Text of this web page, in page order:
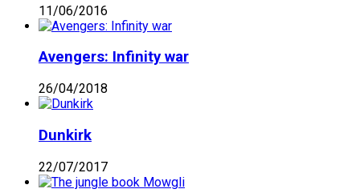
11/06/2016
Avengers: Infinity war
26/04/2018
Dunkirk
22/07/2017